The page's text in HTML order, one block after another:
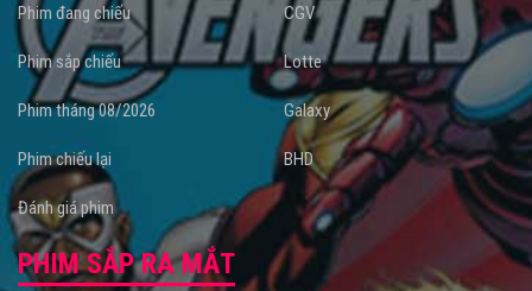
Phim đang chiếu
Phim sắp chiếu
Phim tháng 08/2026
Phim chiếu lại
Đánh giá phim
CGV
Lotte
Galaxy
BHD
PHIM SẮP RA MẮT